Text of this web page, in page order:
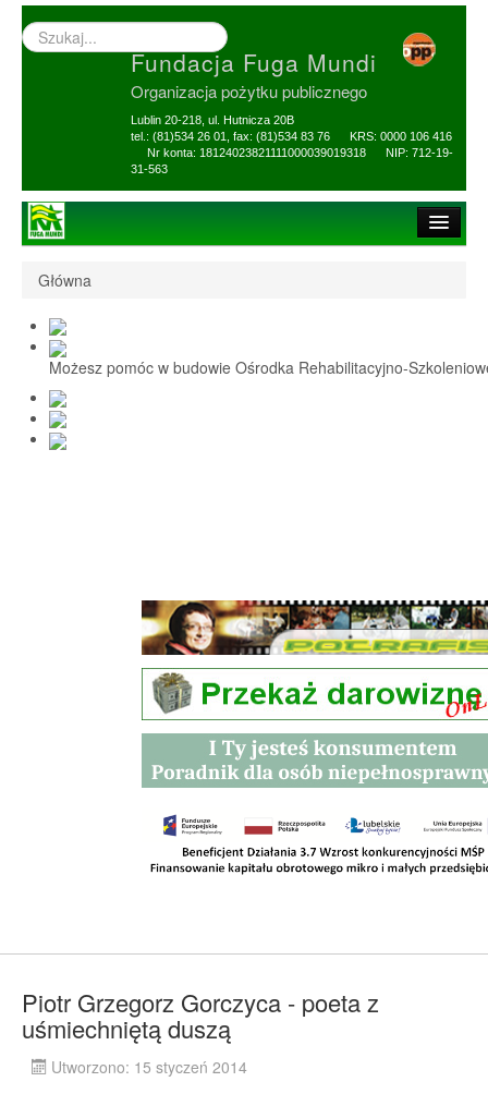
Wyszukiwarka
–
Fundacja Fuga Mundi
Organizacja pożytku publicznego
Lublin 20-218, ul. Hutnicza 20B
tel.: (81)534 26 01, fax: (81)534 83 76 KRS: 0000 106 416
Nr konta: 18124023821111000039019318 NIP: 712-19-
31-563
1,5% i darowizny
Nasi Beneficjenci
Ośrodek Reh-Szkol
Sprawozdania
Główna
Możesz pomóc w budowie Ośrodka Rehabilitacyjno-
Piotr Grzegorz Gorczyca - poeta z
uśmiechniętą duszą
Utworzono: 15 styczeń 2014